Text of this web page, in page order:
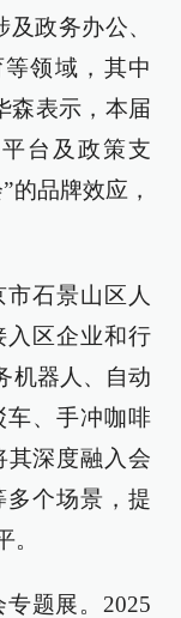
政务办公、
领域，其中
森表示，本届
台及政策支
的品牌效应，
石景山区人
入区企业和行
机器人、自动
车、手冲咖啡
其深度融入会
个场景，提
题展。2025